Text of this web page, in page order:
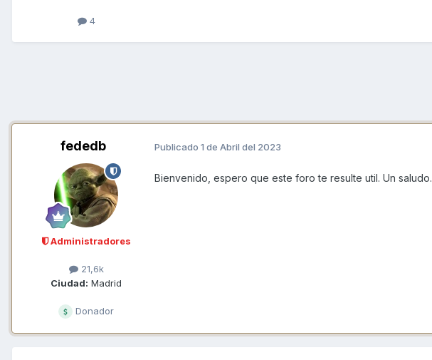
4
fededb
Administradores
21,6k
Ciudad: Madrid
Donador
Publicado 1 de Abril del 2023
Bienvenido, espero que este foro te resulte util. Un saludo.